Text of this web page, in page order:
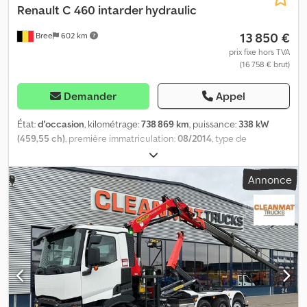
Bree 602 km
Renault C 460 intarder hydraulic
13 850 €
prix fixe hors TVA
(16 758 € brut)
Demander Appel
État:d'occasion, kilométrage:738 869 km, puissance: 338 kW
(459,55 ch), première immatriculation:08/2014, type de
, dimension des pneus:
pneus:50 pourcentage, configuration d'essieux:4x2,
empattement:3 700 mm, carburant:diesel retardeur, type
d'engrenage:automatique, nombre de vitesses:12, classe
d'émission:Euro 6, suspension:acier-air, longueur totale:5 990
mm, hauteur totale:3 600 mm, Année de construction:2014,
Équipement:climatisation, retardeur, = Plus d'options et
d'accessoires = - Hydraulique - Radio/Lecteur CD - Tachygraphe
numérique Chodpfsy Trkbsx Ac Tsa = Plus d'informations =
Dimension des pneus: 315/80R22.5 Essieu avant: Direction;
Sculptures des pneus: 50%; Suspension: suspension à lames
Annonce